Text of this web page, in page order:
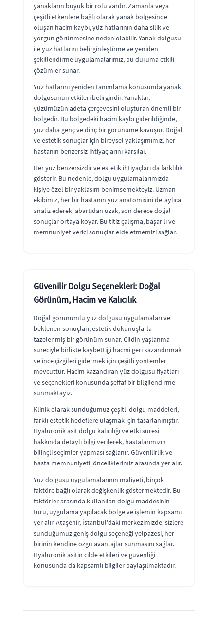
yanakların büyük bir rolü vardır. Zamanla veya
çeşitli etkenlere bağlı olarak yanak bölgesinde
oluşan hacim kaybı, yüz hatlarının daha silik ve
yorgun görünmesine neden olabilir. Yanak dolgusu
ile yüz hatlarını belirginleştirme ve yeniden
şekillendirme uygulamalarımız, bu duruma etkili
çözümler sunar.
Yüz hatlarını yeniden tanımlama konusunda yanak
dolgusunun etkileri belirgindir. Yanaklar,
yüzümüzün adeta çerçevesini oluşturan önemli bir
bölgedir. Bu bölgedeki hacim kaybı giderildiğinde,
yüz daha genç ve dinç bir görünüme kavuşur. Doğal
ve estetik sonuçlar için bireysel yaklaşımımız, her
hastanın benzersiz ihtiyaçlarını karşılar.
Her yüz benzersizdir ve estetik ihtiyaçları da farklılık
gösterir. Bu nedenle, dolgu uygulamalarımızda
kişiye özel bir yaklaşım benimsemekteyiz. Uzman
ekibimiz, her bir hastanın yüz anatomisini detaylıca
analiz ederek, abartıdan uzak, son derece doğal
sonuçlar ortaya koyar. Bu titiz çalışma, başarılı ve
memnuniyet verici sonuçlar elde etmemizi sağlar.
Güvenilir Dolgu Seçenekleri: Doğal
Görünüm, Hacim ve Kalıcılık
Doğal görünümlü yüz dolgusu uygulamaları ve
beklenen sonuçları, estetik dokunuşlarla
tazelenmiş bir görünüm sunar. Cildin yaşlanma
süreciyle birlikte kaybettiği hacmi geri kazandırmak
ve ince çizgileri gidermek için çeşitli yöntemler
mevcuttur. Hacim kazandıran yüz dolgusu fiyatları
ve seçenekleri konusunda şeffaf bir bilgilendirme
sunmaktayız.
Klinik olarak sunduğumuz çeşitli dolgu maddeleri,
farklı estetik hedeflere ulaşmak için tasarlanmıştır.
Hyaluronik asit dolgu kalıcılığı ve etki süresi
hakkında detaylı bilgi verilerek, hastalarımızın
bilinçli seçimler yapması sağlanır. Güvenilirlik ve
hasta memnuniyeti, önceliklerimiz arasında yer alır.
Yüz dolgusu uygulamalarının maliyeti, birçok
faktöre bağlı olarak değişkenlik göstermektedir. Bu
faktörler arasında kullanılan dolgu maddesinin
türü, uygulama yapılacak bölge ve işlemin kapsamı
yer alır. Ataşehir, İstanbul'daki merkezimizde, sizlere
sunduğumuz geniş dolgu seçeneği yelpazesi, her
birinin kendine özgü avantajlar sunmasını sağlar.
Hyaluronik asitin cilde etkileri ve güvenliği
konusunda da kapsamlı bilgiler paylaşılmaktadır.